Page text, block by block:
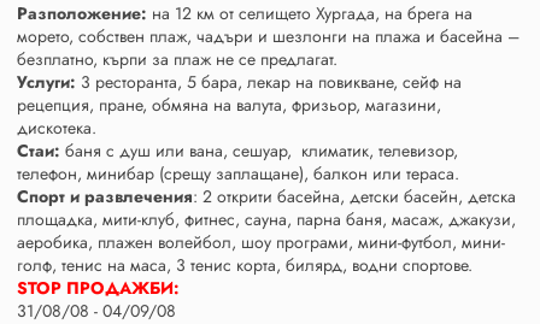
Разположение: на 12 км от селището Хургада, на брега на
морето, собствен плаж, чадъри и шезлонги на плажа и басейна –
безплатно, кърпи за плаж не се предлагат.
Услуги: 3 ресторанта, 5 бара, лекар на повикване, сейф на
рецепция, пране, обмяна на валута, фризьор, магазини,
дискотека.
Стаи: баня с душ или вана, сешуар, климатик, телевизор,
телефон, минибар (срещу заплащане), балкон или тераса.
Спорт и развлечения: 2 открити басейна, детски басейн, детска
площадка, мити-клуб, фитнес, сауна, парна баня, масаж, джакузи,
аеробика, плажен волейбол, шоу програми, мини-футбол, мини-
голф, тенис на маса, 3 тенис корта, билярд, водни спортове.
STOP ПРОДАЖБИ:
31/08/08 - 04/09/08